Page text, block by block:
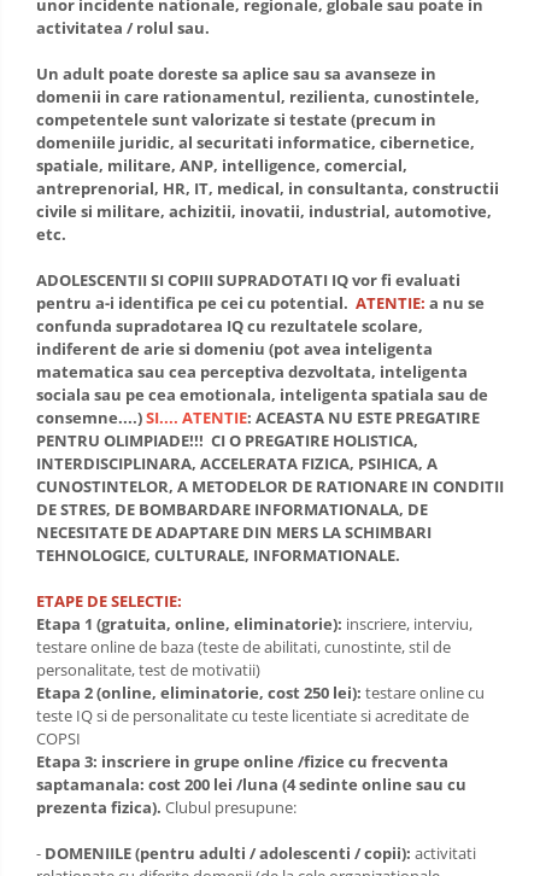
Teambuilding
Time Management / Planificare /
Organizare
unor incidente nationale, regionale, globale sau poate in
activitatea / rolul sau.
Un adult poate doreste sa aplice sau sa avanseze in
domenii in care rationamentul, rezilienta, cunostintele,
competentele sunt valorizate si testate (precum in
domeniile juridic, al securitati informatice, cibernetice,
spatiale, militare, ANP, intelligence, comercial,
antreprenorial, HR, IT, medical, in consultanta, constructii
civile si militare, achizitii, inovatii, industrial, automotive,
etc.
ADOLESCENTII SI COPIII SUPRADOTATI IQ vor fi evaluati
pentru a-i identifica pe cei cu potential. ATENTIE: a nu se
confunda supradotarea IQ cu rezultatele scolare,
indiferent de arie si domeniu (pot avea inteligenta
matematica sau cea perceptiva dezvoltata, inteligenta
sociala sau pe cea emotionala, inteligenta spatiala sau de
consemne....)SI.... ATENTIE: ACEASTA NU ESTE PREGATIRE
PENTRU OLIMPIADE!!! CI O PREGATIRE HOLISTICA,
INTERDISCIPLINARA, ACCELERATA FIZICA, PSIHICA, A
CUNOSTINTELOR, A METODELOR DE RATIONARE IN CONDITII
DE STRES, DE BOMBARDARE INFORMATIONALA, DE
NECESITATE DE ADAPTARE DIN MERS LA SCHIMBARI
TEHNOLOGICE, CULTURALE, INFORMATIONALE.
ETAPE DE SELECTIE:
Etapa 1 (gratuita, online, eliminatorie): inscriere, interviu,
testare online de baza (teste de abilitati, cunostinte, stil de
personalitate, test de motivatii)
Etapa 2 (online, eliminatorie, cost 250 lei): testare online cu
teste IQ si de personalitate cu teste licentiate si acreditate de
COPSI
Etapa 3: inscriere in grupe online /fizice cu frecventa
saptamanala: cost 200 lei /luna (4 sedinte online sau cu
prezenta fizica). Clubul presupune:
- DOMENIILE (pentru adulti / adolescenti / copii): activitati